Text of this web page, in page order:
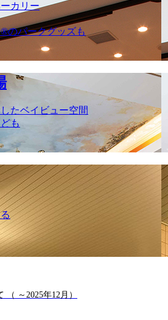
カリー
のパークグッズも
たベイビュー空間
も
～2025年12月）